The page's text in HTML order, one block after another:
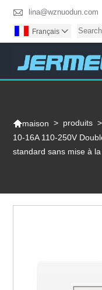
 lina@wznuodun.com
Français 
maison > produits >
10-16A 110-250V
standard sans mise à